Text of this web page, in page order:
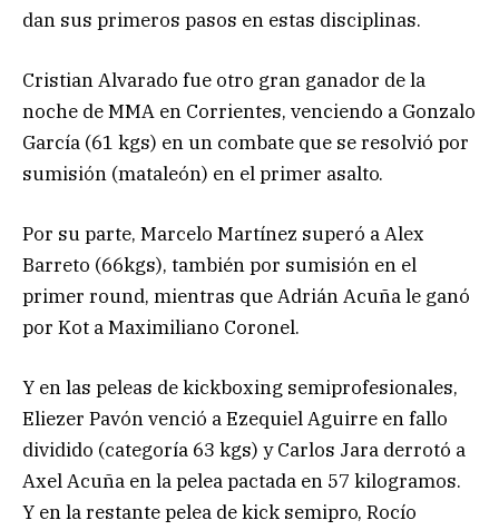
dan sus primeros pasos en estas disciplinas.
Cristian Alvarado fue otro gran ganador de la
noche de MMA en Corrientes, venciendo a Gonzalo
García (61 kgs) en un combate que se resolvió por
sumisión (mataleón) en el primer asalto.
Por su parte, Marcelo Martínez superó a Alex
Barreto (66kgs), también por sumisión en el
primer round, mientras que Adrián Acuña le ganó
por Kot a Maximiliano Coronel.
Y en las peleas de kickboxing semiprofesionales,
Eliezer Pavón venció a Ezequiel Aguirre en fallo
dividido (categoría 63 kgs) y Carlos Jara derrotó a
Axel Acuña en la pelea pactada en 57 kilogramos.
Y en la restante pelea de kick semipro, Rocío